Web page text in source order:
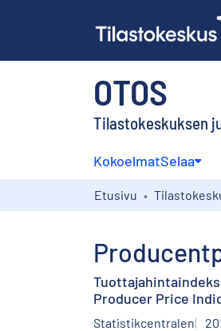
OTOS
Tilastokeskuksen
KokoelmatSelaa
Etusivu
Producer Price
Statistikcentralen